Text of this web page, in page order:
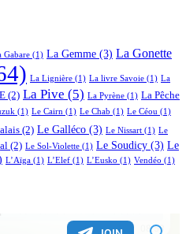
Gabare (1) La Gemme (3) La Gonette
La Lignière (1) La livre Savoie (1) La
(2) La Pive (5) La Pyrène (1) La Pêche
(1) Le Cairn (1) Le Chab (1) Le Céou (1)
(2) Le Galléco (3) Le Nissart (1) Le
(2) Le Sol-Violette (1) Le Soudicy (3) Le
L’Aïga (1) L’Elef (1) L’Eusko (1) Vendéo (1)